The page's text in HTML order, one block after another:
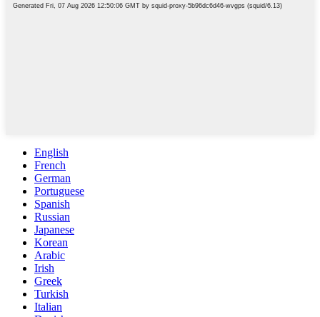
English
French
German
Portuguese
Spanish
Russian
Japanese
Korean
Arabic
Irish
Greek
Turkish
Italian